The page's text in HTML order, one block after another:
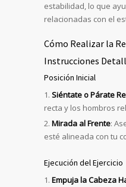
estabilidad, lo que
relacionadas con el
Cómo Realizar la
Instrucciones
Posición Inicial
Siéntate o Párate
recta y los hombros
Mirada al Frente:
esté alineada con tu
Ejecución del Ejercicio
Empuja la Cabeza